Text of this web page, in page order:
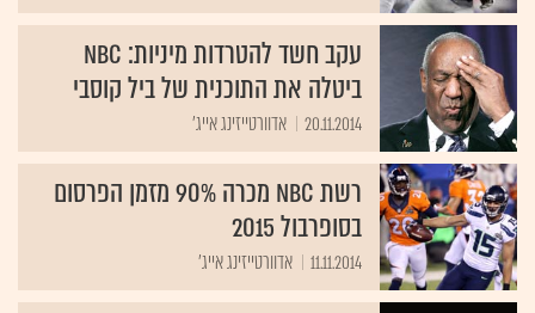
עקב חשד להטרדות מיניות: NBC
ביטלה את התוכנית של ביל קוסבי
20.11.2014 אדוורטייזינג אייג'
רשת NBC מכרה 90% מזמן הפרסום
בסופרבול 2015
11.11.2014 אדוורטייזינג אייג'